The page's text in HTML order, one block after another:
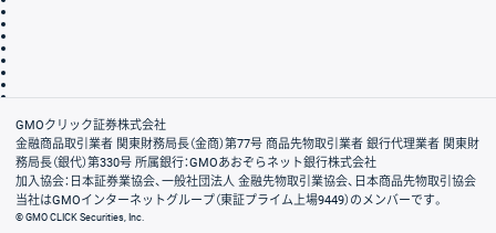
会社案内
GMOクリック証券株式会社
金融商品取引業者 関東財務局長（金商）第77号 商品先物取引業者 銀行代理業者 関東財
務局長（銀代）第330号 所属銀行：GMOあおぞらネット銀行株式会社
加入協会：日本証券業協会、一般社団法人 金融先物取引業協会、日本商品先物取引協会
当社はGMOインターネットグループ（東証プライム上場9449）のメンバーです。
© GMO CLICK Securities, Inc.